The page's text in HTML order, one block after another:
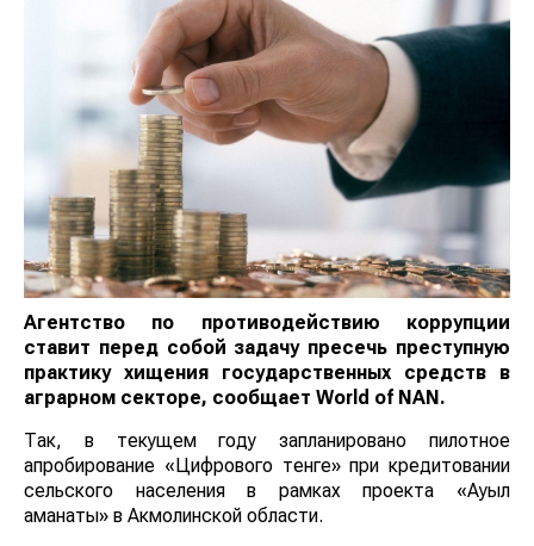
Агентство по противодействию коррупции ставит
перед собой задачу пресечь преступную практику
хищения государственных средств в аграрном
секторе, сообщает World of NAN.
Так, в текущем году запланировано пилотное
апробирование «Цифрового тенге» при кредитовании
сельского населения в рамках проекта «Ауыл
аманаты» в Акмолинской области.